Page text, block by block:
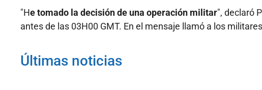
"He tomado la decisión de una operación militar", declaró
antes de las 03H00 GMT. En el mensaje llamó a los
Últimas noticias